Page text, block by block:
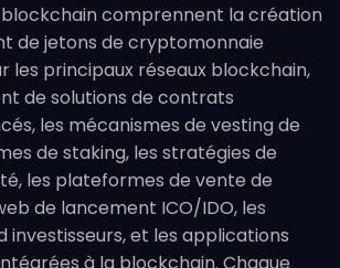
blockchain comprennent la création
de jetons de cryptomonnaie
les principaux réseaux blockchain,
de solutions de contrats
les mécanismes de vesting de
de staking, les stratégies de
les plateformes de vente de
de lancement ICO/IDO, les
investisseurs, et les applications
à la blockchain. Chaque